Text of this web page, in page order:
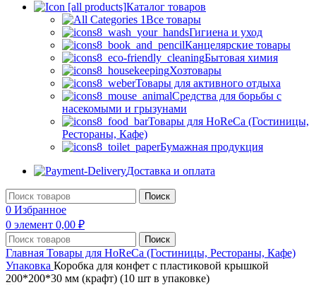
Каталог товаров
Все товары
Гигиена и уход
Канцелярские товары
Бытовая химия
Хозтовары
Товары для активного отдыха
Средства для борьбы с
насекомыми и грызунами
Товары для HoReCa (Гостиницы,
Рестораны, Кафе)
Бумажная продукция
Доставка и оплата
Поиск
0 Избранное
0 элемент 0,00 ₽
Поиск
Главная Товары для HoReCa (Гостиницы, Рестораны, Кафе)
Упаковка Коробка для конфет с пластиковой крышкой
200*200*30 мм (крафт) (10 шт в упаковке)